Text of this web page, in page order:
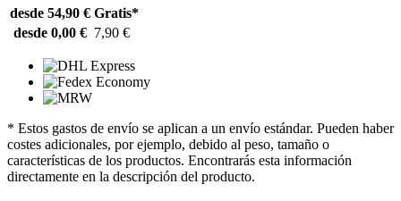
desde 54,90 € Gratis*
desde 0,00 € 7,90 €
* Estos gastos de envío se aplican a un envío estándar. Pueden haber
costes adicionales, por ejemplo, debido al peso, tamaño o
características de los productos. Encontrarás esta información
directamente en la descripción del producto.